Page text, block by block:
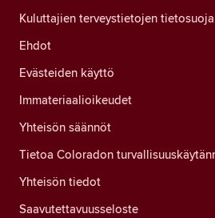
Kuluttajien terveystietojen
Ehdot
Evästeiden käyttö
Immateriaalioikeudet
Yhteisön säännöt
Tietoa Coloradon
Yhteisön tiedot
Saavutettavuusseloste